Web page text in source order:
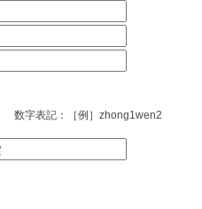
字表記：［例］zhong1wen2